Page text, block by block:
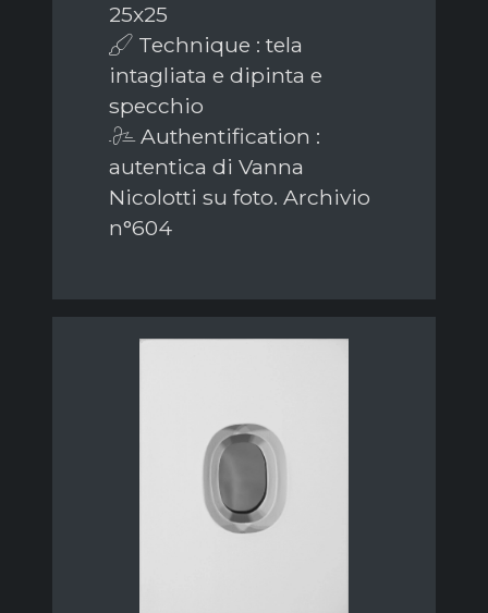
25x25
Technique : tela
intagliata e dipinta e
specchio
Authentification :
autentica di Vanna
Nicolotti su foto. Archivio
n°604